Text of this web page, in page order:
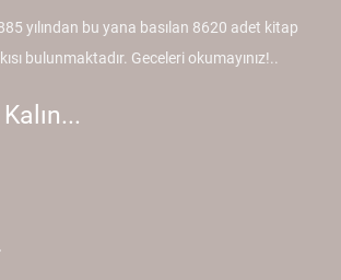
yılından bu yana basılan 8620 adet kitap
bulunmaktadır. Geceleri okumayınız!..